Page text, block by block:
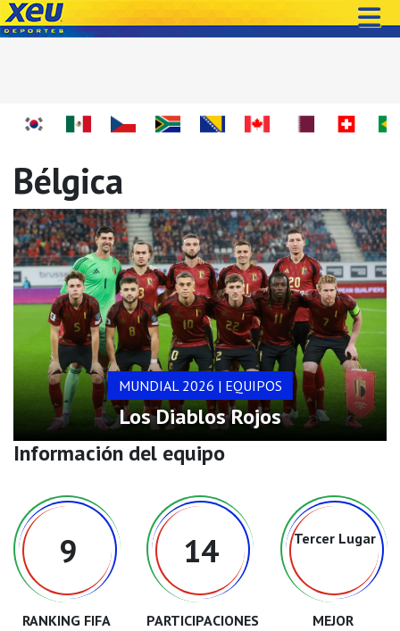
Bélgica
MUNDIAL 2026 | EQUIPOS
Los Diablos Rojos
Información del equipo
9
RANKING FIFA
14
PARTICIPACIONES
Tercer Lugar
MEJOR